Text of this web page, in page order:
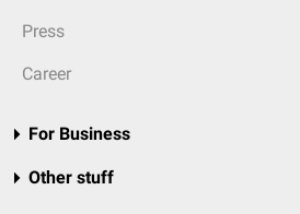
Press
Career
For Business
Other stuff